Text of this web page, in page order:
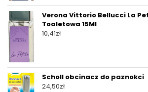
Verona Vittorio Bellucci La
Toaletowa 15Ml
10,41zł
Scholl obcinacz do paznokci
24,50zł